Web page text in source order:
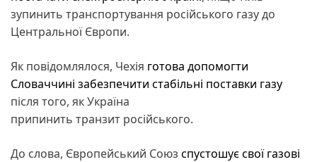
зупинить транспортування російського газу до
Центральної Європи.
Як повідомлялося, Чехія готова допомогти
Словаччині забезпечити стабільні поставки газу
після того, як Україна
припинить транзит російського.
До слова, Європейський Союз спустошує свої газові